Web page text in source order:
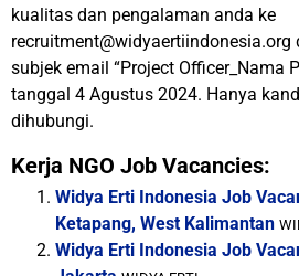
kualitas dan pengalaman anda ke
recruitment@widyaertiindonesia.org
subjek email “Project Officer_Nama
tanggal 4 Agustus 2024. Hanya
dihubungi.
Kerja NGO Job Vacancies:
Widya Erti Indonesia Job
Ketapang, West Kalimantan
Widya Erti Indonesia Job